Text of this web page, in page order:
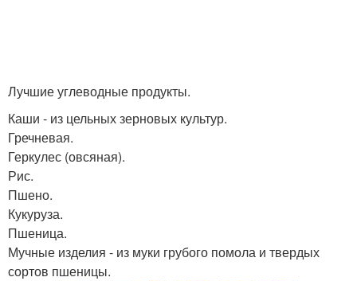
Лучшие углеводные продукты.
Каши - из цельных зерновых культур.
Гречневая.
Геркулес (овсяная).
Рис.
Пшено.
Кукуруза.
Пшеница.
Мучные изделия - из муки грубого помола и твердых
сортов пшеницы.